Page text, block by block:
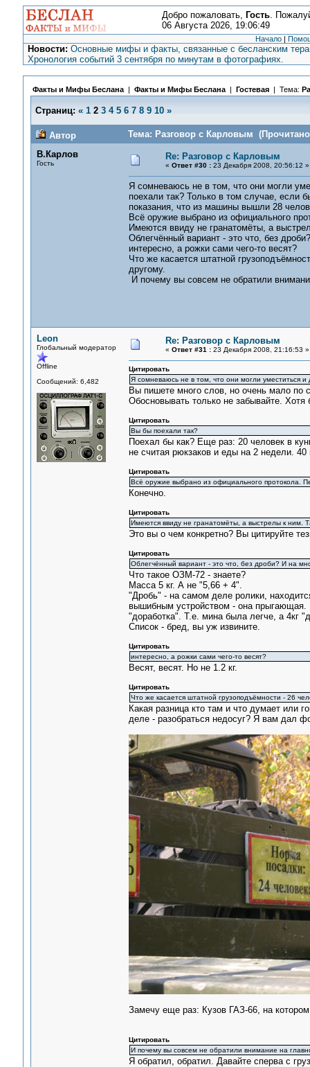
Добро пожаловать, Гость.
06 Августа 2026, 19:06:49
Начало |
Новости: Основные мифы и факты, связанные с бесланским
Хронология событий 3 сентября по минутам в фотографиях.
Факты и Мифы Беслана| Факты и Мифы Беслана| Гостевая | Тема:
Страниц: « 1 2 3 4 5 6 7 8 9 10 »
Автор
Тема: Разговор с Карловым (Прочитано
В.Карлов
Гость
Re: Разговор с Карловым
« Ответ #30 :23 Декабря 2008, 20:56:12 »
Я сомневаюсь не в том, что они могли
поехали так? Только в том случае, если
показания, что из машины вышли 28
Всё оружие выбрано из официального
Имеются ввиду не гранатомёты, а
Облегчённый вариант - это что, без
интересно, а рожки сами чего-то весят?
Что же касается штатной
другому.
И почему вы совсем не обратили
Leon
Глобальный модератор
Offline
Сообщений: 6,482
Re: Разговор с Карловым
« Ответ #31 :23 Декабря 2008, 21:16:53 »
Цитировать
Я сомневаюсь не в том, что они могли уместиться
Вы пишете много слов, но очень мало по
Обосновывать только не забывайте. Хотя
Цитировать
Вы бы поехали так?
Поехал бы как? Еще раз: 20 человек в
не считая рюкзаков и еды на 2 недели.
Цитировать
Всё оружие выбрано из официального протокола.
Конечно.
Цитировать
Имеются ввиду не гранатомёты, а выстрелы к ним.
Это вы о чем конкретно? Вы цитируйте
Цитировать
Облегчённый вариант - это что, без дроби? И на
Что такое ОЗМ-72 - знаете?
Масса 5 кг. А не "5,66 + 4".
"Дробь" - на самом деле ролики,
вышибным устройством - она прыгающая.
"доработка". Т.е. мина была легче, а 4кг
Список - бред, вы уж извините.
Цитировать
интересно, а рожки сами чего-то весят?
Весят, весят. Но не 1.2 кг.
Цитировать
Что же касается штатной грузоподъёмности - 26
Какая разница кто там и что думает или
деле - разобраться недосуг? Я вам дал
Замечу еще раз: Кузов ГАЗ-66, на
Цитировать
И почему вы совсем не обратили внимание на
Я обратил, обратил. Давайте сперва с